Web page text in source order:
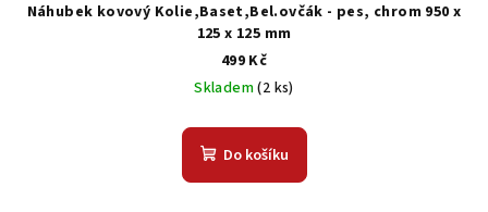
Náhubek kovový Kolie,Baset,Bel.ovčák - pes, chrom 950 x
125 x 125 mm
499 Kč
Skladem(2 ks)
Do košíku